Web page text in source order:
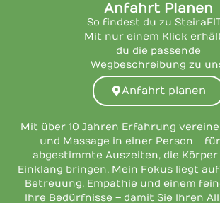
Anfahrt Planen
So findest du zu
Mit nur einem Klick
du die passende
Wegbeschreibung zu
Anfahrt planen
Mit über 10 Jahren Erfahrung
und Massage in einer Person –
abgestimmte Auszeiten, die
Einklang bringen. Mein Fokus liegt
Betreuung, Empathie und einem
Ihre Bedürfnisse – damit Sie Ihren